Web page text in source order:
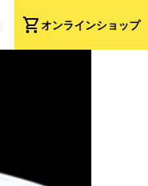
shopping_cartオンラインショップ